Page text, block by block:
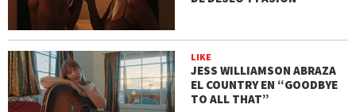
LIKE
JESS WILLIAMSON ABRAZA
EL COUNTRY EN “GOODBYE
TO ALL THAT”